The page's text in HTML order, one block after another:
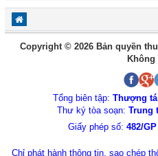
Copyright © 2026 Bản quyền
Không
Tổng biên tập: Thượng tá
Thư ký tòa soạn: Trung
Giấy phép số: 482/
Chỉ phát hành thông tin, sao chép